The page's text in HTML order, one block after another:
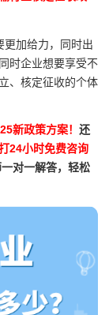
加给力，同时出
时企业想要享受不
、核定征收的个体
新政策方案！ 还
24小时免费咨询
对一解答，轻松